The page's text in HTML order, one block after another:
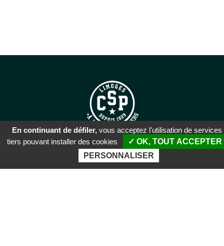
SIÈGE SOCIAL
51 rue Descartes
En continuant de défiler, vous acceptez l'utilisation de services
tiers pouvant installer des cookies
✓ OK, TOUT ACCEPTER
PERSONNALISER